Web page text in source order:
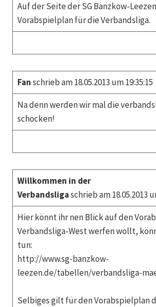
Auf der Seite der SG Banzkow-
Vorabspielplan für die Verbandsliga.
Fanschrieb am 18.05.2013 um 19:35:15
Na denn werden wir mal die
schocken!
Willkommen in der
Verbandsligaschrieb am 18.05.2013
Hier könnt ihr nen Blick auf den
Verbandsliga-West werfen wollt,
tun:
http://www.sg-banzkow-
leezen.de/tabellen/verbandsliga-
Selbiges gilt für den Vorabspielplan